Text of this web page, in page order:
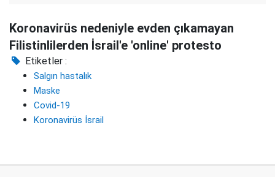
Koronavirüs nedeniyle evden çıkamayan
Filistinlilerden İsrail'e 'online' protesto
Etiketler :
Salgın hastalık
Maske
Covid-19
Koronavirüs İsrail